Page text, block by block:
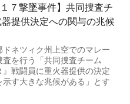
７撃墜事件】共同捜査チ
提供決定への関与の兆候
ネツィク州上空でのマレー
を行う「共同捜査チーム
』戦闘員に重火器提供の決定
す大きな兆候がある」とす